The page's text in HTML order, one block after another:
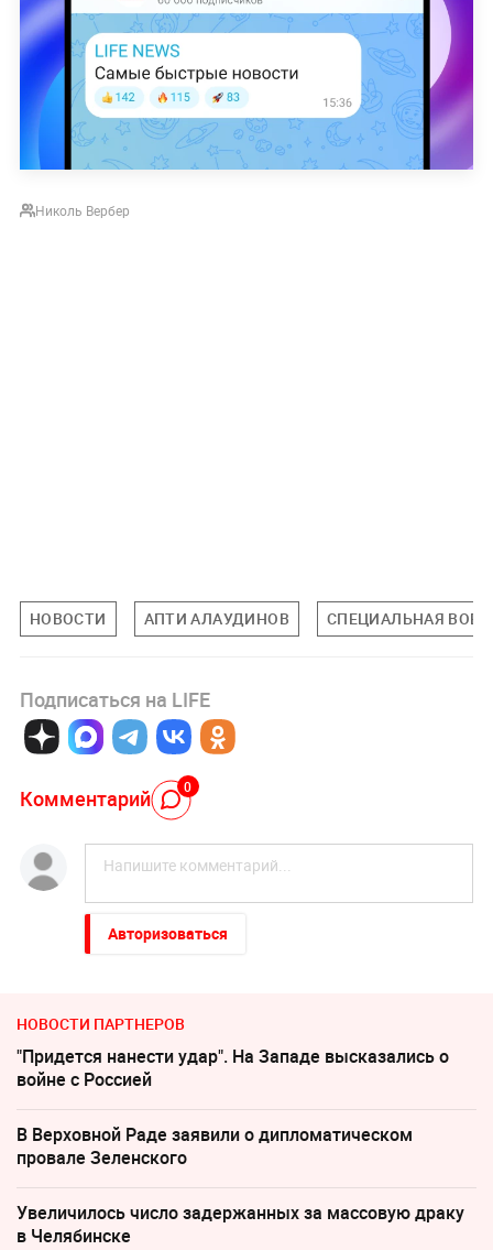
Николь Вербер
НОВОСТИ АПТИ АЛАУДИНОВ СПЕЦИАЛЬНАЯ
Подписаться на LIFE
Комментарий 0
Авторизоваться
НОВОСТИ ПАРТНЕРОВ
"Придется нанести удар". На Западе высказались о
войне с Россией
В Верховной Раде заявили о дипломатическом
провале Зеленского
Увеличилось число задержанных за массовую драку
в Челябинске